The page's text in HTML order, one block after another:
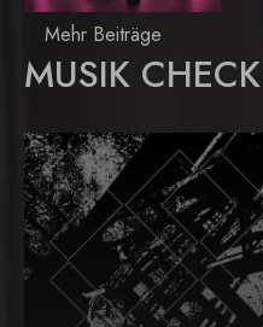
Mehr Beiträge
MUSIK CHECK